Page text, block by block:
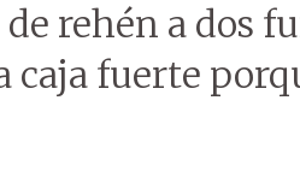
rehén a dos
fuerte